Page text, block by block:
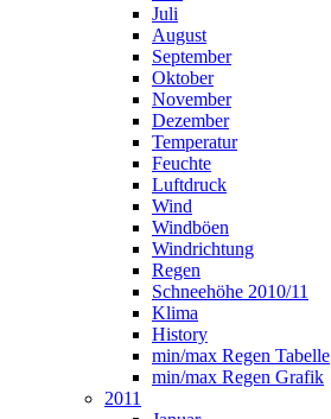
Juli
August
September
Oktober
November
Dezember
Temperatur
Feuchte
Luftdruck
Wind
Windböen
Windrichtung
Regen
Schneehöhe 2010/11
Klima
History
min/max Regen Tabelle
min/max Regen Grafik
2011